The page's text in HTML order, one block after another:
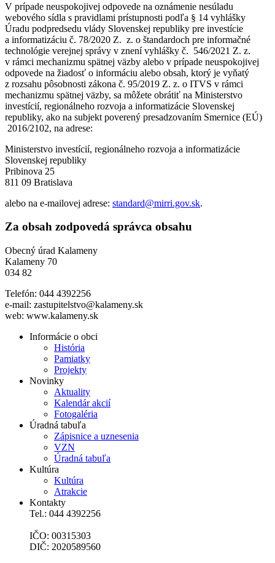
V prípade neuspokojivej odpovede na oznámenie nesúladu
webového sídla s pravidlami prístupnosti podľa § 14 vyhlášky
Úradu podpredsedu vlády Slovenskej republiky pre investície
a informatizáciu č. 78/2020 Z. z. o štandardoch pre informačné
technológie verejnej správy v znení vyhlášky č. 546/2021 Z. z.
v rámci mechanizmu spätnej väzby alebo v prípade neuspokojivej
odpovede na žiadosť o informáciu alebo obsah, ktorý je vyňatý
z rozsahu pôsobnosti zákona č. 95/2019 Z. z. o ITVS v rámci
mechanizmu spätnej väzby, sa môžete obrátiť na Ministerstvo
investícií, regionálneho rozvoja a informatizácie Slovenskej
republiky, ako na subjekt poverený presadzovaním Smernice (EÚ)
2016/2102, na adrese:
Ministerstvo investícií, regionálneho rozvoja a informatizácie
Slovenskej republiky
Pribinova 25
811 09 Bratislava
alebo na e-mailovej adrese: standard@mirri.gov.sk.
Za obsah zodpovedá správca obsahu
Obecný úrad Kalameny
Kalameny 70
034 82
Telefón: 044 4392256
e-mail: zastupitelstvo@kalameny.sk
web: www.kalameny.sk
Informácie o obci
História
Pamiatky
Projekty
Novinky
Aktuality
Kalendár akcií
Fotogaléria
Úradná tabuľa
Zápisnice a uznesenia
VZN
Úradná tabuľa
Kultúra
Kultúra
Atrakcie
Kontakty
Tel.: 044 4392256
IČO: 00315303
DIČ: 2020589560